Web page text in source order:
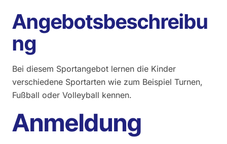
Angebotsbeschreibu
ng
Bei diesem Sportangebot lernen die Kinder
verschiedene Sportarten wie zum Beispiel Turnen,
Fußball oder Volleyball kennen.
Anmeldung